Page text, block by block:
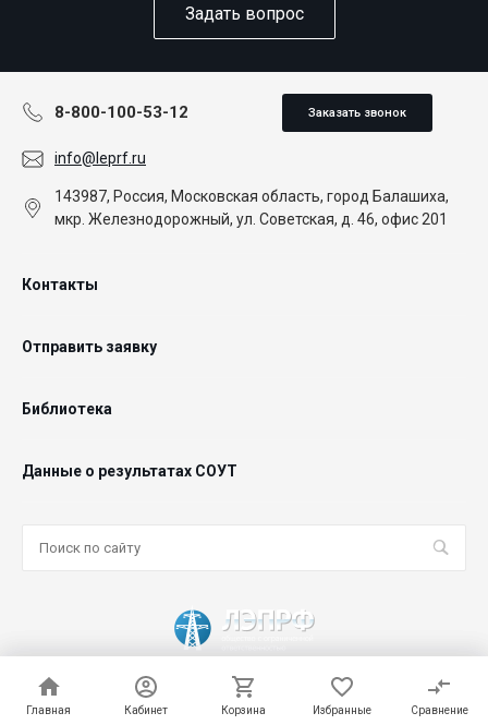
Главная Кабинет Корзина Избранные Сравнение
Главная Кабинет Корзина Избранные Сравнение
Задать вопрос
8-800-100-53-12 Заказать звонок
info@leprf.ru
143987, Россия, Московская область, город Балашиха,
мкр. Железнодорожный, ул. Советская, д. 46, офис 201
Контакты
Отправить заявку
Библиотека
Данные о результатах СОУТ
© 2026 ООО "ЛЭПРФ", Все права защищены